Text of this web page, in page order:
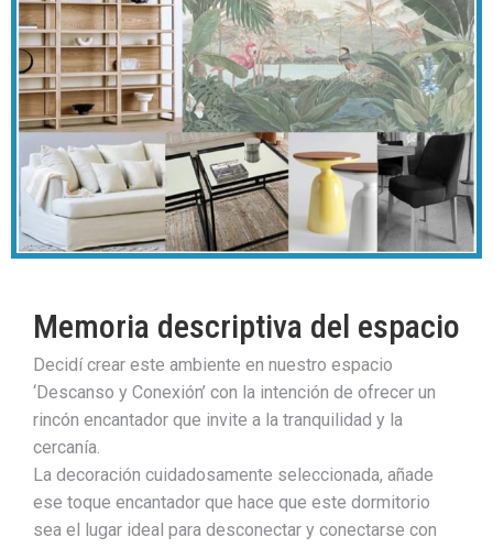
Memoria descriptiva del espacio
Decidí crear este ambiente en nuestro espacio
‘Descanso y Conexión’ con la intención de ofrecer un
rincón encantador que invite a la tranquilidad y la
cercanía.
La decoración cuidadosamente seleccionada, añade
ese toque encantador que hace que este dormitorio
sea el lugar ideal para desconectar y conectarse con